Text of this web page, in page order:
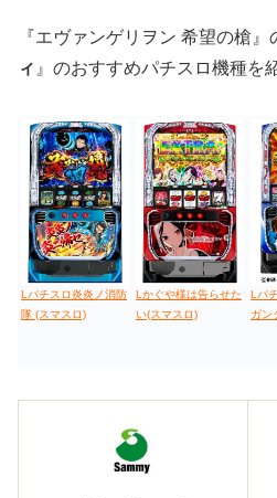
『エヴァンゲリヲン 希望の槍
ィ 』のおすすめパチスロ機種を
Lパチスロ炎炎ノ消防
隊 (スマスロ)
Lかぐや様は告らせた
い(スマスロ)
Lパ
ガン